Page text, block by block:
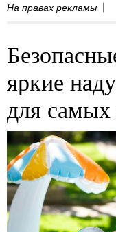
На правах рекламы
яркие
для